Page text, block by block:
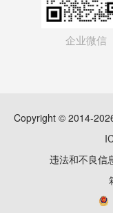
企业微信
Copyright © 2014-
违法和不良信